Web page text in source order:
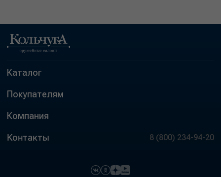
Каталог
Покупателям
Компания
Контакты 8 (800) 234-94-20